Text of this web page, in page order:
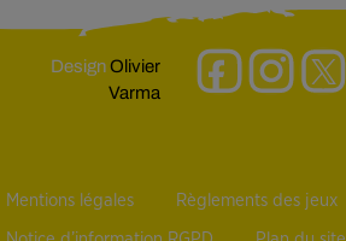
DesignOlivier
Varma
Mentions légales Règlements des jeux